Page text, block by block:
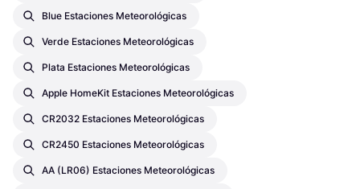
Blue Estaciones Meteorológicas
Verde Estaciones Meteorológicas
Plata Estaciones Meteorológicas
Apple HomeKit Estaciones Meteorológicas
CR2032 Estaciones Meteorológicas
CR2450 Estaciones Meteorológicas
AA (LR06) Estaciones Meteorológicas